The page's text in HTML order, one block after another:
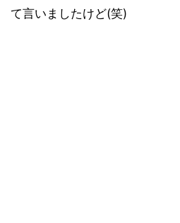
て言いましたけど(笑)